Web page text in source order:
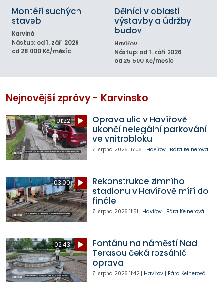
Montéři suchých
staveb
Karviná
Nástup: od 1. září 2026
od 28 000 Kč/měsíc
Dělníci v oblasti
výstavby a údržby
budov
Havířov
Nástup: od 1. září 2026
od 25 500 Kč/měsíc
Nejnovější zprávy - Karvinsko
01:22
Oprava ulic v Havířově
ukončí nelegální parkování
ve vnitrobloku
7. srpna 2026 15:08 | Havířov| Bára Kelnerová
03:00
Rekonstrukce zimního
stadionu v Havířově míří do
finále
7. srpna 2026 11:51 | Havířov| Bára Kelnerová
02:43
Fontánu na náměstí Nad
Terasou čeká rozsáhlá
oprava
7. srpna 2026 11:42| Havířov| Bára Kelnerová